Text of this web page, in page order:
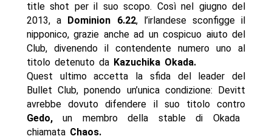
title shot per il suo scopo. Così nel giugno del
2013, a
Dominion 6.22, l’irlandese sconfigge il
nipponico, grazie anche ad un cospicuo aiuto del
Club, divenendo il contendente numero uno al
titolo detenuto da Kazuchika Okada.
Quest ultimo accetta la sfida del leader del
Bullet Club, ponendo un’unica condizione: Devitt
avrebbe dovuto difendere il suo titolo contro
Gedo,un membro della stable di Okada
chiamata Chaos.